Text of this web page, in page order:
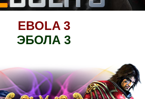
EBOLA 3
ЭБОЛА 3